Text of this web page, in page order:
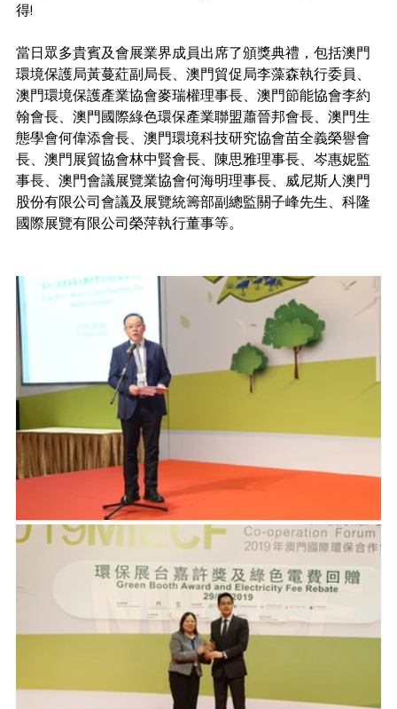
得!
當日眾多貴賓及會展業界成員出席了頒獎典禮，包括澳門
環境保護局黃蔓葒副局長、澳門貿促局李藻森執行委員、
澳門環境保護產業協會麥瑞權理事長、澳門節能協會李約
翰會長、澳門國際綠色環保產業聯盟蕭晉邦會長、澳門生
態學會何偉添會長、澳門環境科技研究協會苗全義榮譽會
長、澳門展貿協會林中賢會長、陳思雅理事長、岑惠妮監
事長、澳門會議展覽業協會何海明理事長、威尼斯人澳門
股份有限公司會議及展覽統籌部副總監關子峰先生、科隆
國際展覽有限公司榮萍執行董事等。